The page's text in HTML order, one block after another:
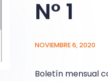
N° 1
NOVIEMBRE 6, 2020
Boletín mensual